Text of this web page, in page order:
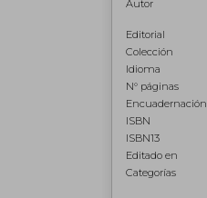
Autor
Editorial
Colección
Idioma
N° páginas
Encuadernación
ISBN
ISBN13
Editado en
Categorías